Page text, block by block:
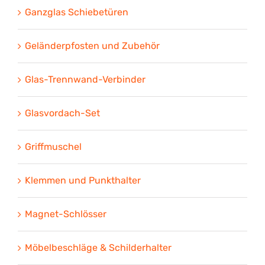
Ganzglas Schiebetüren
Geländerpfosten und Zubehör
Glas-Trennwand-Verbinder
Glasvordach-Set
Griffmuschel
Klemmen und Punkthalter
Magnet-Schlösser
Möbelbeschläge & Schilderhalter